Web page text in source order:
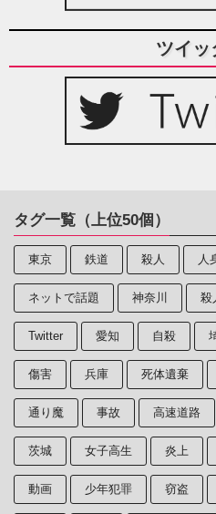
ツイッ
タグ一覧（上位50個）
東京 鉄道 殺人 人
ネットで話題 神奈川 殺
Twitter 愛知 自殺
傷害 兵庫 死体遺棄
通り魔 事故 高速道路
茨城 女子高生 炎上
動画 少年犯罪 窃盗